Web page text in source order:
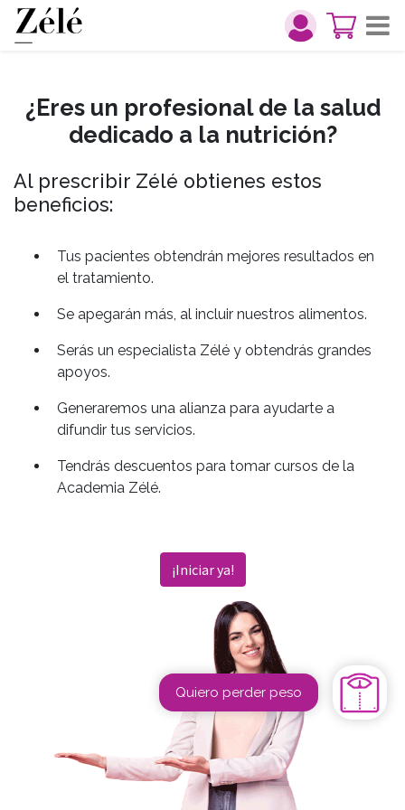
¿Eres un profesional de la salud
dedicado a la nutrición?
Al prescribir Zélé obtienes estos
beneficios:
Tus pacientes obtendrán mejores resultados en
el tratamiento.
Se apegarán más, al incluir nuestros alimentos.
Serás un especialista Zélé y obtendrás grandes
apoyos.
Generaremos una alianza para ayudarte a
difundir tus servicios.
Tendrás descuentos para tomar cursos de la
Academia Zélé.
¡Iniciar ya!
Quiero perder peso